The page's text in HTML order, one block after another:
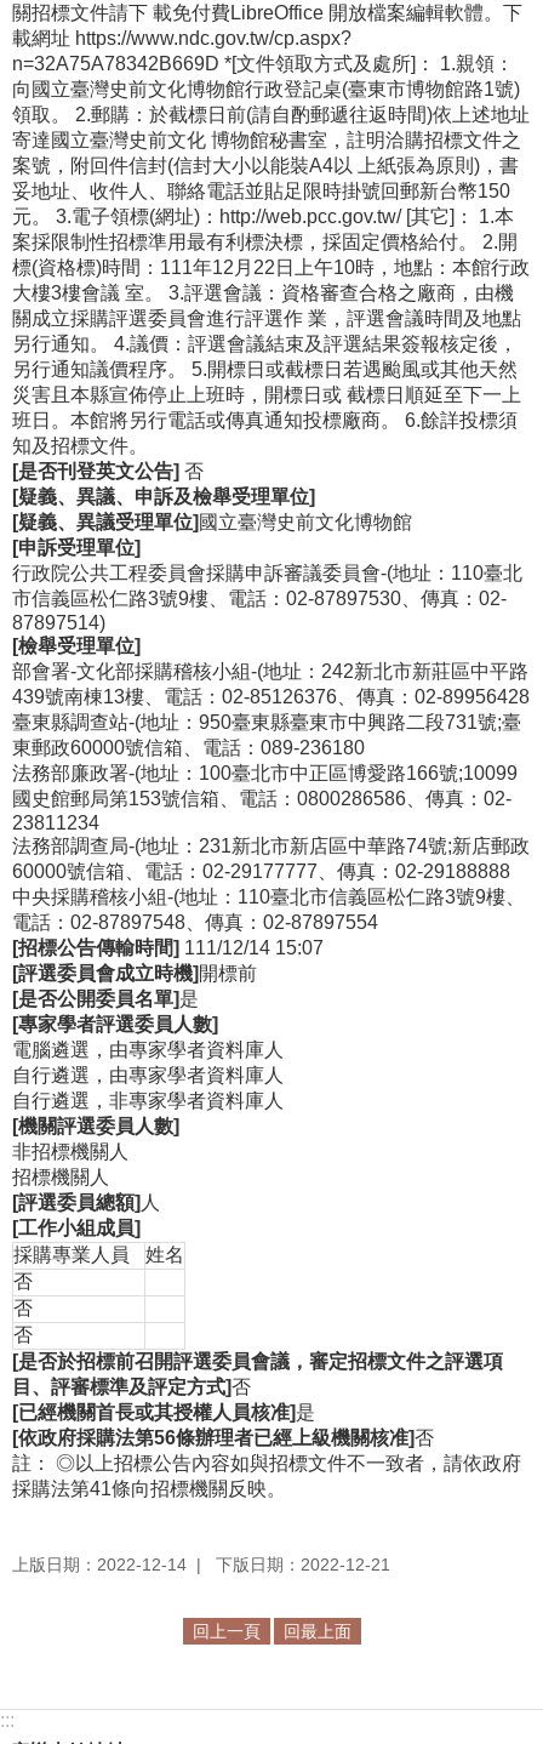
關招標文件請下 載免付費LibreOffice 開放檔案編輯軟體。下
載網址 https://www.ndc.gov.tw/cp.aspx?
n=32A75A78342B669D *[文件領取方式及處所]： 1.親領：
向國立臺灣史前文化博物館行政登記桌(臺東市博物館路1號)
領取。 2.郵購：於截標日前(請自酌郵遞往返時間)依上述地址
寄達國立臺灣史前文化 博物館秘書室，註明洽購招標文件之
案號，附回件信封(信封大小以能裝A4以 上紙張為原則)，書
妥地址、收件人、聯絡電話並貼足限時掛號回郵新台幣150
元。 3.電子領標(網址)：http://web.pcc.gov.tw/ [其它]： 1.本
案採限制性招標準用最有利標決標，採固定價格給付。 2.開
標(資格標)時間：111年12月22日上午10時，地點：本館行政
大樓3樓會議 室。 3.評選會議：資格審查合格之廠商，由機
關成立採購評選委員會進行評選作 業，評選會議時間及地點
另行通知。 4.議價：評選會議結束及評選結果簽報核定後，
另行通知議價程序。 5.開標日或截標日若遇颱風或其他天然
災害且本縣宣佈停止上班時，開標日或 截標日順延至下一上
班日。本館將另行電話或傳真通知投標廠商。 6.餘詳投標須
知及招標文件。
[是否刊登英文公告] 否
[疑義、異議、申訴及檢舉受理單位]
[疑義、異議受理單位] 國立臺灣史前文化博物館
[申訴受理單位]
行政院公共工程委員會採購申訴審議委員會-(地址：110臺北
市信義區松仁路3號9樓、電話：02-87897530、傳真：02-
87897514)
[檢舉受理單位]
部會署-文化部採購稽核小組-(地址：242新北市新莊區中平路
439號南棟13樓、電話：02-85126376、傳真：02-89956428
臺東縣調查站-(地址：950臺東縣臺東市中興路二段731號;臺
東郵政60000號信箱、電話：089-236180
法務部廉政署-(地址：100臺北市中正區博愛路166號;10099
國史館郵局第153號信箱、電話：0800286586、傳真：02-
23811234
法務部調查局-(地址：231新北市新店區中華路74號;新店郵政
60000號信箱、電話：02-29177777、傳真：02-29188888
中央採購稽核小組-(地址：110臺北市信義區松仁路3號9樓、
電話：02-87897548、傳真：02-87897554
[招標公告傳輸時間] 111/12/14 15:07
[評選委員會成立時機] 開標前
[是否公開委員名單]是
[專家學者評選委員人數]
電腦遴選，由專家學者資料庫人
自行遴選，由專家學者資料庫人
自行遴選，非專家學者資料庫人
[機關評選委員人數]
非招標機關人
招標機關人
[評選委員總額] 人
[工作小組成員]
採購專業人員 姓名
否
否
否
[是否於招標前召開評選委員會議，審定招標文件之評選項
目、評審標準及評定方式]否
[已經機關首長或其授權人員核准]是
[依政府採購法第56條辦理者已經上級機關核准]否
註：
◎以上招標公告內容如與招標文件不一致者，請依政府
採購法第41條向招標機關反映。
上版日期：2022-12-14 下版日期：2022-12-21
回上一頁 回最上面
:::